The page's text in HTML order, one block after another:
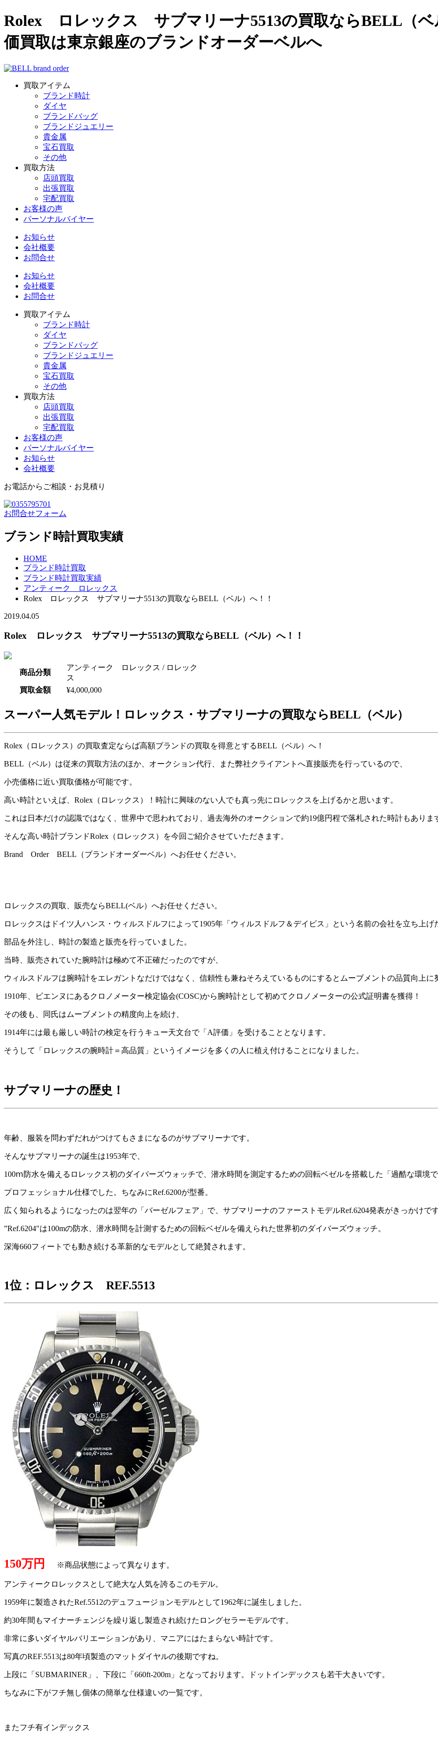
Rolex ロレックス サブマリーナ5513の買取ならBELL（ベ
価買取は東京銀座のブランドオーダーベルへ
買取アイテム
ブランド時計
ダイヤ
ブランドバッグ
ブランドジュエリー
貴金属
宝石買取
その他
買取方法
店頭買取
出張買取
宅配買取
お客様の声
パーソナルバイヤー
お知らせ
会社概要
お問合せ
お知らせ
会社概要
お問合せ
買取アイテム
ブランド時計
ダイヤ
ブランドバッグ
ブランドジュエリー
貴金属
宝石買取
その他
買取方法
店頭買取
出張買取
宅配買取
お客様の声
パーソナルバイヤー
お知らせ
会社概要
お電話からご相談・お見積り
お問合せフォーム
ブランド時計買取実績
HOME
ブランド時計買取
ブランド時計買取実績
アンティーク ロレックス
Rolex ロレックス サブマリーナ5513の買取ならBELL（ベル）へ！！
2019.04.05
Rolex ロレックス サブマリーナ5513の買取ならBELL（ベル）へ！！
商品分類
アンティーク ロレックス / ロレック
ス
買取金額
¥4,000,000
スーパー人気モデル！ロレックス・サブマリーナの買取ならBELL （ベル）
Rolex（ロレックス）の買取査定ならば高額ブランドの買取を得意とするBELL（ベル）へ！
BELL（ベル）は従来の買取方法のほか、オークション代行、また弊社クライアントへ直接販売を行っているので、
小売価格に近い買取価格が可能です。
高い時計といえば、Rolex（ロレックス）！時計に興味のない人でも真っ先にロレックスを上げるかと思います。
これは日本だけの認識ではなく、世界中で思われており、過去海外のオークションで約19億円程で落札された時計もありま
そんな高い時計ブランドRolex（ロレックス）を今回ご紹介させていただきます。
Brand Order BELL（ブランドオーダーベル）へお任せください。
ロレックスの買取、販売ならBELL(ベル）へお任せください。
ロレックスはドイツ人ハンス・ウィルスドルフによって1905年「ウィルスドルフ＆デイビス」という名前の会社を立ち上げ
部品を外注し、時計の製造と販売を行っていました。
当時、販売されていた腕時計は極めて不正確だったのですが、
ウィルスドルフは腕時計をエレガントなだけではなく、信頼性も兼ねそろえているものにするとムーブメントの品質向上に
1910年、ビエンヌにあるクロノメーター検定協会(COSC)から腕時計として初めてクロノメーターの公式証明書を獲得！
その後も、同氏はムーブメントの精度向上を続け、
1914年には最も厳しい時計の検定を行うキュー天文台で「A評価」を受けることとなります。
そうして「ロレックスの腕時計＝高品質」というイメージを多くの人に植え付けることになりました。
サブマリーナの歴史！
年齢、服装を問わずだれがつけてもさまになるのがサブマリーナです。
そんなサブマリーナの誕生は1953年で、
100ⅿ防水を備えるロレックス初のダイバーズウォッチで、潜水時間を測定するための回転ベゼルを搭載した「過酷な環境
プロフェッショナル仕様でした。ちなみにRef.6200が型番。
広く知られるようになったのは翌年の「バーゼルフェア」で、サブマリーナのファーストモデルRef.6204発表がきっかけで
”Ref.6204″は100mの防水、潜水時間を計測するための回転ベゼルを備えられた世界初のダイバーズウォッチ。
深海660フィートでも動き続ける革新的なモデルとして絶賛されます。
1位：ロレックス REF.5513
150万円 ※商品状態によって異なります。
アンティークロレックスとして絶大な人気を誇るこのモデル。
1959年に製造されたRef.5512のデュフュージョンモデルとして1962年に誕生しました。
約30年間もマイナーチェンジを繰り返し製造され続けたロングセラーモデルです。
非常に多いダイヤルバリエーションがあり、マニアにはたまらない時計です。
写真のREF.5513は80年頃製造のマットダイヤルの後期ですね。
上段に「SUBMARINER」、下段に「660ft-200m」となっております。ドットインデックスも若干大きいです。
ちなみに下がフチ無し個体の簡単な仕様違いの一覧です。
またフチ有インデックス